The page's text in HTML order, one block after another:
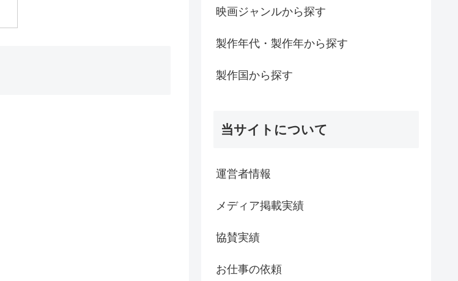
映画ジャンルから探す
製作年代・製作年から探す
製作国から探す
当サイトについて
運営者情報
メディア掲載実績
協賛実績
お仕事の依頼